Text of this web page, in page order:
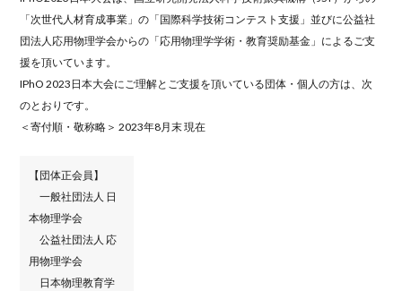
「次世代人材育成事業」の「国際科学技術コンテスト支援」並びに公益社
団法人応用物理学会からの「応用物理学学術・教育奨励基金」によるご支
援を頂いています。
IPhO 2023日本大会にご理解とご支援を頂いている団体・個人の方は、次
のとおりです。
＜寄付順・敬称略＞ 2023年8月末 現在
【団体正会員】
一般社団法人 日
本物理学会
公益社団法人 応
用物理学会
日本物理教育学